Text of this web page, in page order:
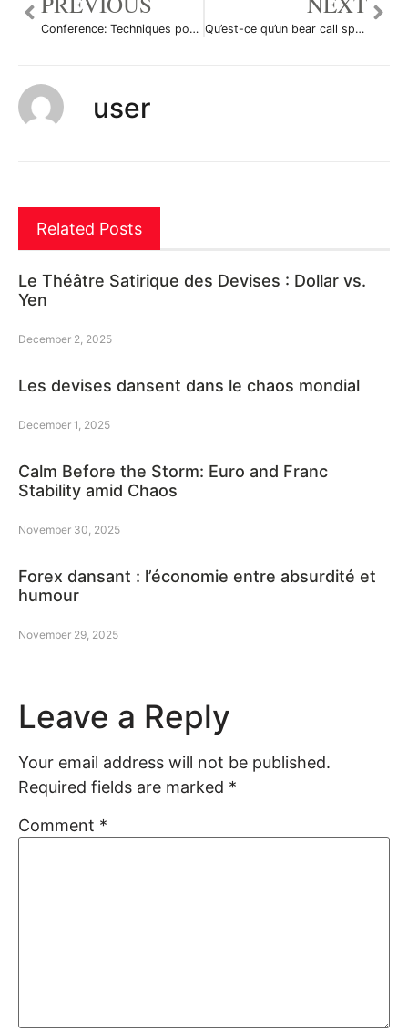
Conference: Techniques pour gagner en Bourse Qu’est-ce qu’un bear call spread ?
user
Related Posts
Le Théâtre Satirique des Devises : Dollar vs.
Yen
December 2, 2025
Les devises dansent dans le chaos mondial
December 1, 2025
Calm Before the Storm: Euro and Franc
Stability amid Chaos
November 30, 2025
Forex dansant : l’économie entre absurdité et
humour
November 29, 2025
Leave a Reply
Your email address will not be published.
Required fields are marked *
Comment *